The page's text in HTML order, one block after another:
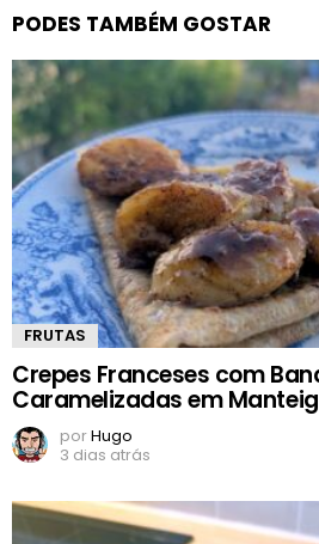
PODES TAMBÉM GOSTAR
FRUTAS
Crepes Franceses com
Caramelizadas em
porHugo
3 dias atrás